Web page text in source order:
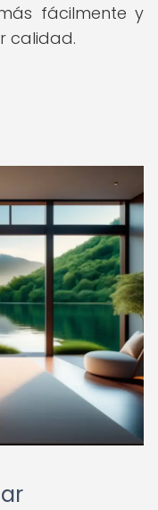
fácilmente y
calidad.